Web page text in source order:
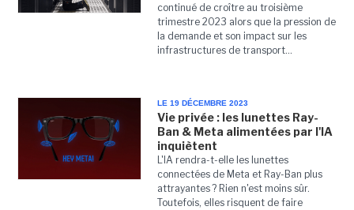
continué de croître au troisième
trimestre 2023 alors que la pression de
la demande et son impact sur les
infrastructures de transport...
LE 19 DÉCEMBRE 2023
Vie privée : les lunettes Ray-
Ban & Meta alimentées par l'IA
inquiètent
L'IA rendra-t-elle les lunettes
connectées de Meta et Ray-Ban plus
attrayantes ? Rien n'est moins sûr.
Toutefois, elles risquent de faire